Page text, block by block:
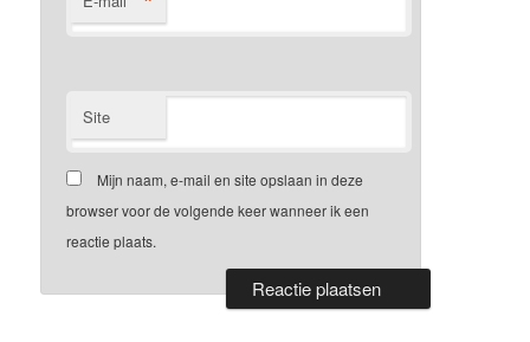
Site
Mijn naam, e-mail en site opslaan in deze
browser voor de volgende keer wanneer ik een
reactie plaats.